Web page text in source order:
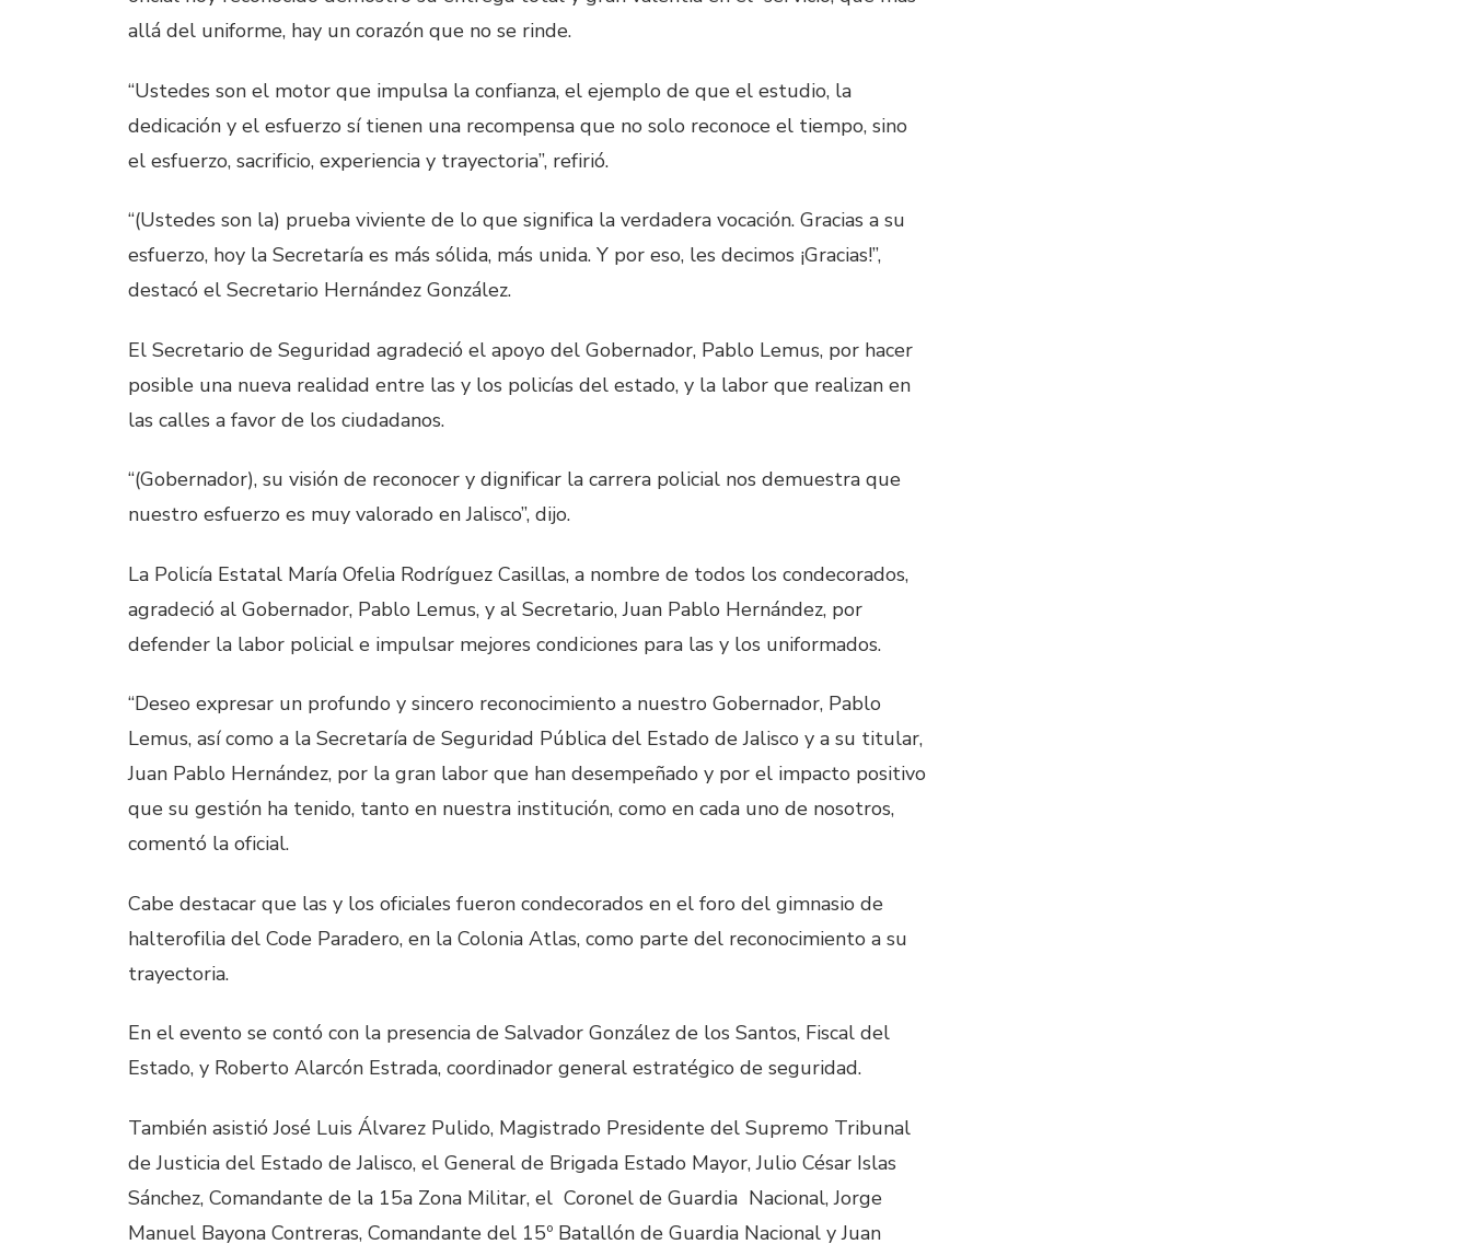
allá del uniforme, hay un corazón que no se rinde.
“Ustedes son el motor que impulsa la confianza, el ejemplo de que el estudio, la
dedicación y el esfuerzo sí tienen una recompensa que no solo reconoce el tiempo, sino
el esfuerzo, sacrificio, experiencia y trayectoria”, refirió.
“(Ustedes son la) prueba viviente de lo que significa la verdadera vocación. Gracias a su
esfuerzo, hoy la Secretaría es más sólida, más unida. Y por eso, les decimos ¡Gracias!”,
destacó el Secretario Hernández González.
El Secretario de Seguridad agradeció el apoyo del Gobernador, Pablo Lemus, por hacer
posible una nueva realidad entre las y los policías del estado, y la labor que realizan en
las calles a favor de los ciudadanos.
“(Gobernador), su visión de reconocer y dignificar la carrera policial nos demuestra que
nuestro esfuerzo es muy valorado en Jalisco”, dijo.
La Policía Estatal María Ofelia Rodríguez Casillas, a nombre de todos los condecorados,
agradeció al Gobernador, Pablo Lemus, y al Secretario, Juan Pablo Hernández, por
defender la labor policial e impulsar mejores condiciones para las y los uniformados.
“Deseo expresar un profundo y sincero reconocimiento a nuestro Gobernador, Pablo
Lemus, así como a la Secretaría de Seguridad Pública del Estado de Jalisco y a su titular,
Juan Pablo Hernández, por la gran labor que han desempeñado y por el impacto positivo
que su gestión ha tenido, tanto en nuestra institución, como en cada uno de nosotros,
comentó la oficial.
Cabe destacar que las y los oficiales fueron condecorados en el foro del gimnasio de
halterofilia del Code Paradero, en la Colonia Atlas, como parte del reconocimiento a su
trayectoria.
En el evento se contó con la presencia de Salvador González de los Santos, Fiscal del
Estado, y Roberto Alarcón Estrada, coordinador general estratégico de seguridad.
También asistió José Luis Álvarez Pulido, Magistrado Presidente del Supremo Tribunal
de Justicia del Estado de Jalisco, el General de Brigada Estado Mayor, Julio César Islas
Sánchez, Comandante de la 15a Zona Militar, el Coronel de Guardia Nacional, Jorge
Manuel Bayona Contreras, Comandante del 15º Batallón de Guardia Nacional y Juan